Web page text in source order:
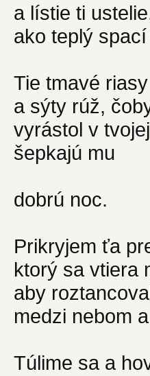
a lístie ti
ako teplý
Tie tmavé riasy
a sýty rúž,
vyrástol v
šepkajú mu
dobrú noc.
Prikryjem ťa
ktorý sa vtiera
aby
medzi nebom
Túlime sa a